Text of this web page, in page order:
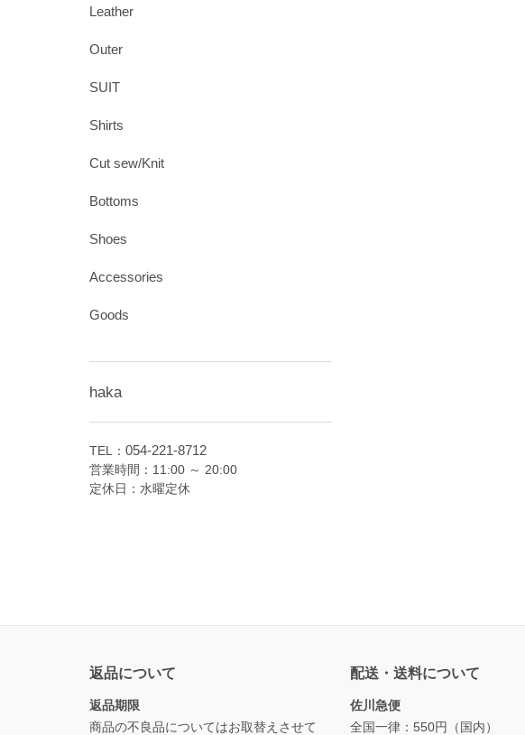
Leather
Outer
SUIT
Shirts
Cut sew/Knit
Bottoms
Shoes
Accessories
Goods
haka
TEL： 054-221-8712
営業時間：11:00 ～ 20:00
定休日：水曜定休
返品について
返品期限
商品の不良品についてはお取替えさせて
配送・送料について
佐川急便
全国一律：550円（国内）